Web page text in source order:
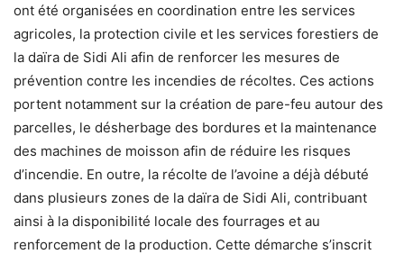
ont été organisées en coordination entre les services
agricoles, la protection civile et les services forestiers de
la daïra de Sidi Ali afin de renforcer les mesures de
prévention contre les incendies de récoltes. Ces actions
portent notamment sur la création de pare-feu autour des
parcelles, le désherbage des bordures et la maintenance
des machines de moisson afin de réduire les risques
d’incendie. En outre, la récolte de l’avoine a déjà débuté
dans plusieurs zones de la daïra de Sidi Ali, contribuant
ainsi à la disponibilité locale des fourrages et au
renforcement de la production. Cette démarche s’inscrit